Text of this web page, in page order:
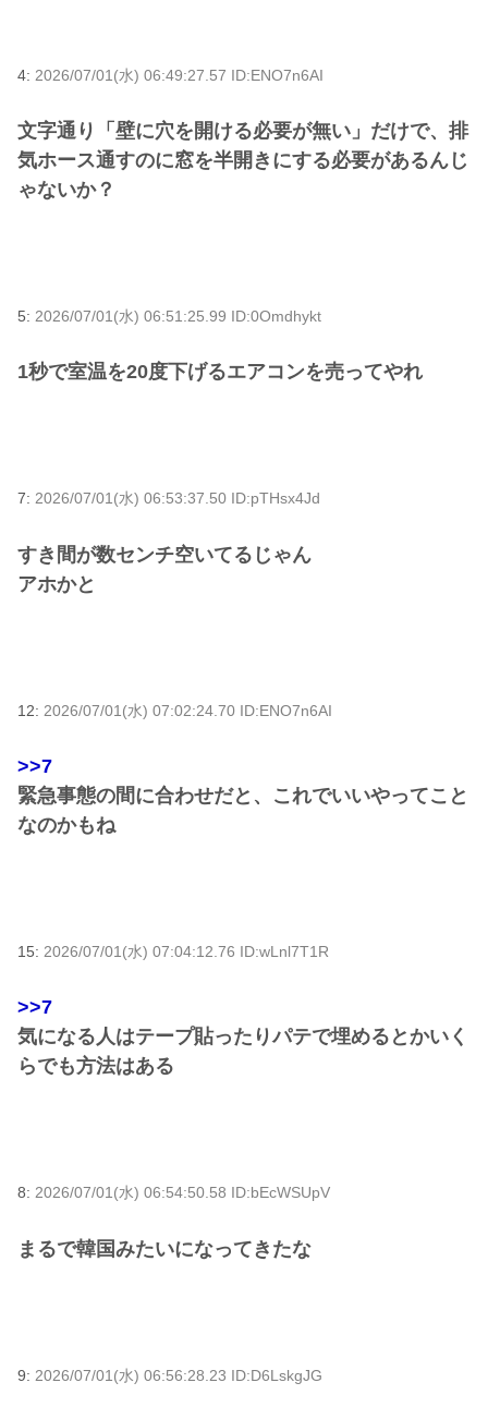
4: 2026/07/01(水) 06:49:27.57 ID:ENO7n6AI
文字通り「壁に穴を開ける必要が無い」だけで、排
気ホース通すのに窓を半開きにする必要があるんじ
ゃないか？
5: 2026/07/01(水) 06:51:25.99 ID:0Omdhykt
1秒で室温を20度下げるエアコンを売ってやれ
7: 2026/07/01(水) 06:53:37.50 ID:pTHsx4Jd
すき間が数センチ空いてるじゃん
アホかと
12: 2026/07/01(水) 07:02:24.70 ID:ENO7n6AI
>>7
緊急事態の間に合わせだと、これでいいやってこと
なのかもね
15: 2026/07/01(水) 07:04:12.76 ID:wLnl7T1R
>>7
気になる人はテープ貼ったりパテで埋めるとかいく
らでも方法はある
8: 2026/07/01(水) 06:54:50.58 ID:bEcWSUpV
まるで韓国みたいになってきたな
9: 2026/07/01(水) 06:56:28.23 ID:D6LskgJG